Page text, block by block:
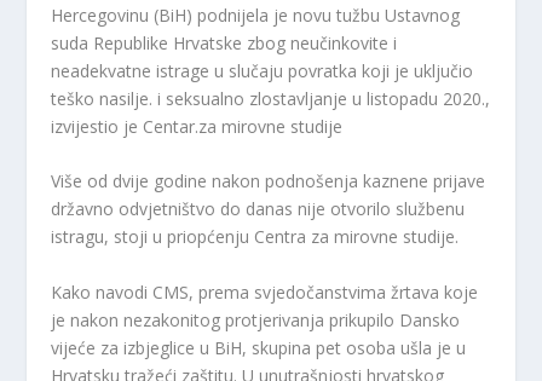
Hercegovinu (BiH) podnijela je novu tužbu Ustavnog
suda Republike Hrvatske zbog neučinkovite i
neadekvatne istrage u slučaju povratka koji je uključio
teško nasilje. i seksualno zlostavljanje u listopadu 2020.,
izvijestio je Centar.za mirovne studije
Više od dvije godine nakon podnošenja kaznene prijave
državno odvjetništvo do danas nije otvorilo službenu
istragu, stoji u priopćenju Centra za mirovne studije.
Kako navodi CMS, prema svjedočanstvima žrtava koje
je nakon nezakonitog protjerivanja prikupilo Dansko
vijeće za izbjeglice u BiH, skupina pet osoba ušla je u
Hrvatsku tražeći zaštitu. U unutrašnjosti hrvatskog